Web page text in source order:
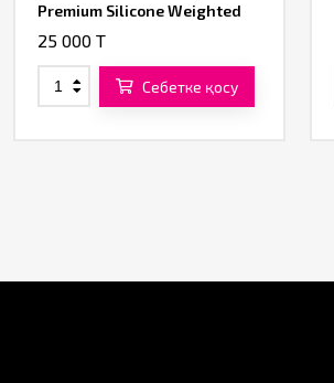
Premium Silicone Weighted
Anal Plug XL» от «XR Brands»
25 000 T
Себетке қосу